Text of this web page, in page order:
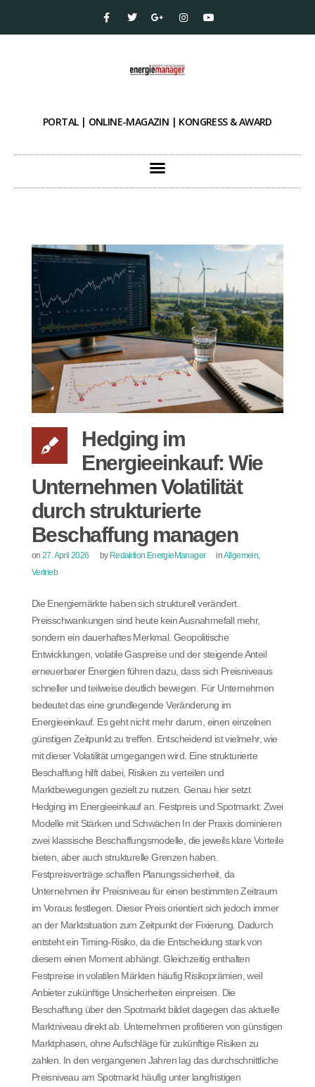
PORTAL | ONLINE-MAGAZIN | KONGRESS & AWARD
Hedging im
Energieeinkauf: Wie
Unternehmen Volatilität
durch strukturierte
Beschaffung managen
on 27. April 2026 by Redaktion EnergieManager inAllgemein,
Vertrieb
Die Energiemärkte haben sich strukturell verändert.
Preisschwankungen sind heute kein Ausnahmefall mehr,
sondern ein dauerhaftes Merkmal. Geopolitische
Entwicklungen, volatile Gaspreise und der steigende Anteil
erneuerbarer Energien führen dazu, dass sich Preisniveaus
schneller und teilweise deutlich bewegen. Für Unternehmen
bedeutet das eine grundlegende Veränderung im
Energieeinkauf. Es geht nicht mehr darum, einen einzelnen
günstigen Zeitpunkt zu treffen. Entscheidend ist vielmehr, wie
mit dieser Volatilität umgegangen wird. Eine strukturierte
Beschaffung hilft dabei, Risiken zu verteilen und
Marktbewegungen gezielt zu nutzen. Genau hier setzt
Hedging im Energieeinkauf an. Festpreis und Spotmarkt: Zwei
Modelle mit Stärken und Schwächen In der Praxis dominieren
zwei klassische Beschaffungsmodelle, die jeweils klare Vorteile
bieten, aber auch strukturelle Grenzen haben.
Festpreisverträge schaffen Planungssicherheit, da
Unternehmen ihr Preisniveau für einen bestimmten Zeitraum
im Voraus festlegen. Dieser Preis orientiert sich jedoch immer
an der Marktsituation zum Zeitpunkt der Fixierung. Dadurch
entsteht ein Timing-Risiko, da die Entscheidung stark von
diesem einen Moment abhängt. Gleichzeitig enthalten
Festpreise in volatilen Märkten häufig Risikoprämien, weil
Anbieter zukünftige Unsicherheiten einpreisen. Die
Beschaffung über den Spotmarkt bildet dagegen das aktuelle
Marktniveau direkt ab. Unternehmen profitieren von günstigen
Marktphasen, ohne Aufschläge für zukünftige Risiken zu
zahlen. In den vergangenen Jahren lag das durchschnittliche
Preisniveau am Spotmarkt häufig unter langfristigen